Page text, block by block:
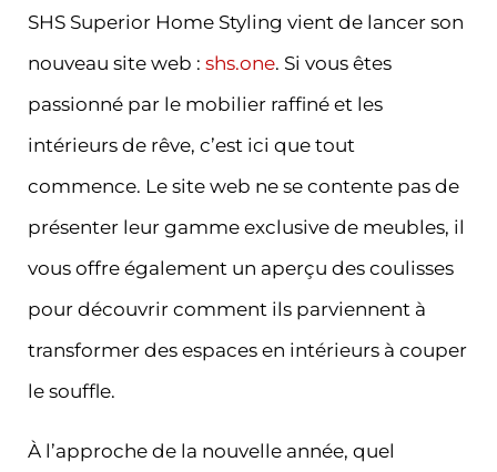
SHS Superior Home Styling vient de lancer son
nouveau site web : shs.one. Si vous êtes
passionné par le mobilier raffiné et les
intérieurs de rêve, c’est ici que tout
commence. Le site web ne se contente pas de
présenter leur gamme exclusive de meubles, il
vous offre également un aperçu des coulisses
pour découvrir comment ils parviennent à
transformer des espaces en intérieurs à couper
le souffle.
À l’approche de la nouvelle année, quel